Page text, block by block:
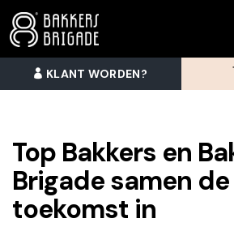
KLANT WORDEN?
Top Bakkers en
Brigade samen de
toekomst in